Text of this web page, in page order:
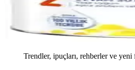
Trendler, ipuçları, rehberler ve